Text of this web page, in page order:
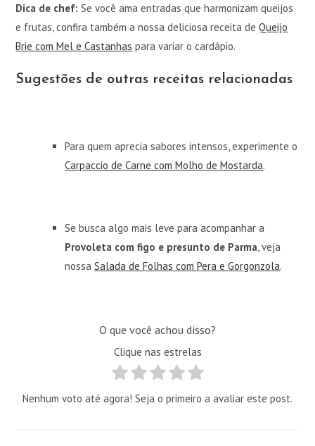
Dica de chef: Se você ama entradas que harmonizam queijos
e frutas, confira também a nossa deliciosa receita deQueijo
Brie com Mel e Castanhas para variar o cardápio.
Sugestões de outras receitas relacionadas
Para quem aprecia sabores intensos, experimente o
Carpaccio de Carne com Molho de Mostarda.
Se busca algo mais leve para acompanhar a
Provoleta com figo e presunto de Parma , veja
nossaSalada de Folhas com Pera e Gorgonzola.
O que você achou disso?
Clique nas estrelas
Nenhum voto até agora! Seja o primeiro a avaliar este post.